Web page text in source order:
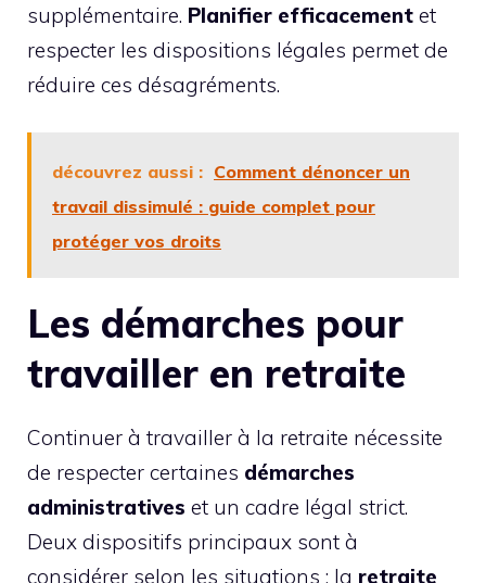
supplémentaire. Planifier efficacement et
respecter les dispositions légales permet de
réduire ces désagréments.
découvrez aussi : Comment dénoncer un
travail dissimulé : guide complet pour
protéger vos droits
Les démarches pour
travailler en retraite
Continuer à travailler à la retraite nécessite
de respecter certaines démarches
administratives et un cadre légal strict.
Deux dispositifs principaux sont à
considérer selon les situations : la retraite